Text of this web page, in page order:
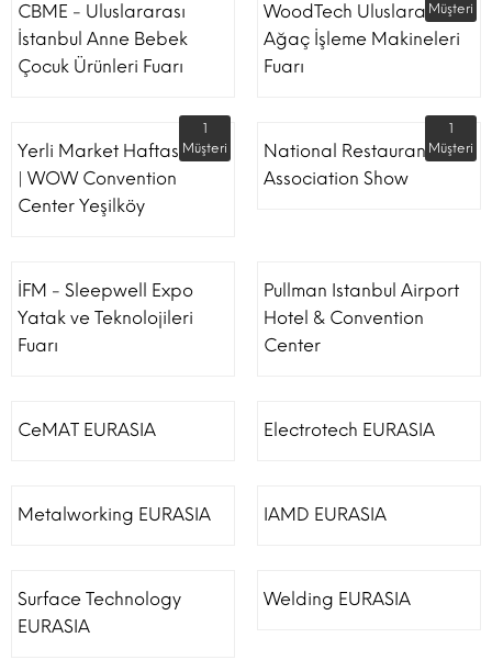
CBME - Uluslararası
İstanbul Anne Bebek
Çocuk Ürünleri Fuarı
WoodTech Uluslararası
Ağaç İşleme Makineleri
Fuarı
Müşteri
Yerli Market Haftası Fuarı
| WOW Convention
Center Yeşilköy
1
Müşteri
National Restaurant
Association Show
1
Müşteri
İFM - Sleepwell Expo
Yatak ve Teknolojileri
Fuarı
Pullman Istanbul Airport
Hotel & Convention
Center
CeMAT EURASIA Electrotech EURASIA
Metalworking EURASIA IAMD EURASIA
Surface Technology
EURASIA
Welding EURASIA